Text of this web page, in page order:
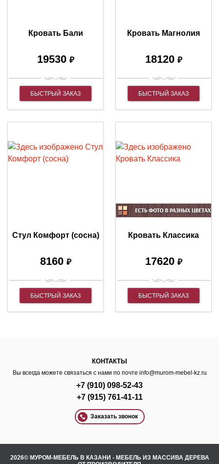
Кровать Бали
19530 ₽
БЫСТРЫЙ ЗАКАЗ
Кровать Магнолия
18120 ₽
БЫСТРЫЙ ЗАКАЗ
Стул Комфорт (сосна)
8160 ₽
БЫСТРЫЙ ЗАКАЗ
Кровать Классика
17620 ₽
БЫСТРЫЙ ЗАКАЗ
КОНТАКТЫ
Вы всегда можете связаться с нами по почте info@murom-mebel-kz.ru
+7 (910) 098-52-43
+7 (915) 761-41-11
Заказать звонок
2026© МУРОМ-МЕБЕЛЬ В КАЗАНИ - МЕБЕЛЬ ИЗ МАССИВА ДЕРЕВА